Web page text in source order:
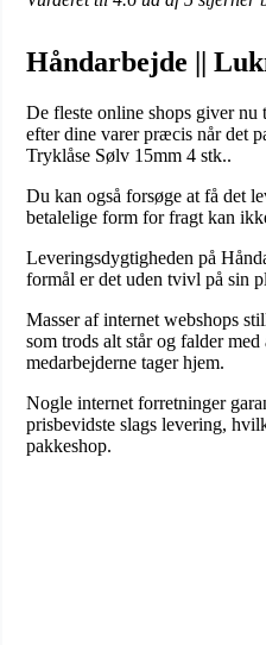
Håndarbejde ||
De fleste online shops giver nu
efter dine varer præcis når det
Tryklåse Sølv 15mm 4 stk..
Du kan også forsøge at få det
betalelige form for fragt kan
Leveringsdygtigheden på
formål er det uden tvivl på sin
Masser af internet webshops
som trods alt står og falder
medarbejderne tager hjem.
Nogle internet forretninger
prisbevidste slags levering,
pakkeshop.